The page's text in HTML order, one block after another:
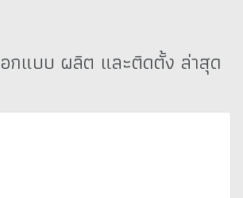
อกแบบ ผลิต และติดตั้ง ล่าสุด